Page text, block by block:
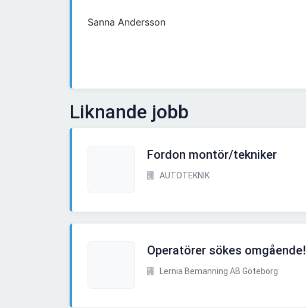
Sanna Andersson
Liknande jobb
Fordon montör/tekniker
AUTOTEKNIK
Operatörer sökes omgående!
Lernia Bemanning AB Göteborg